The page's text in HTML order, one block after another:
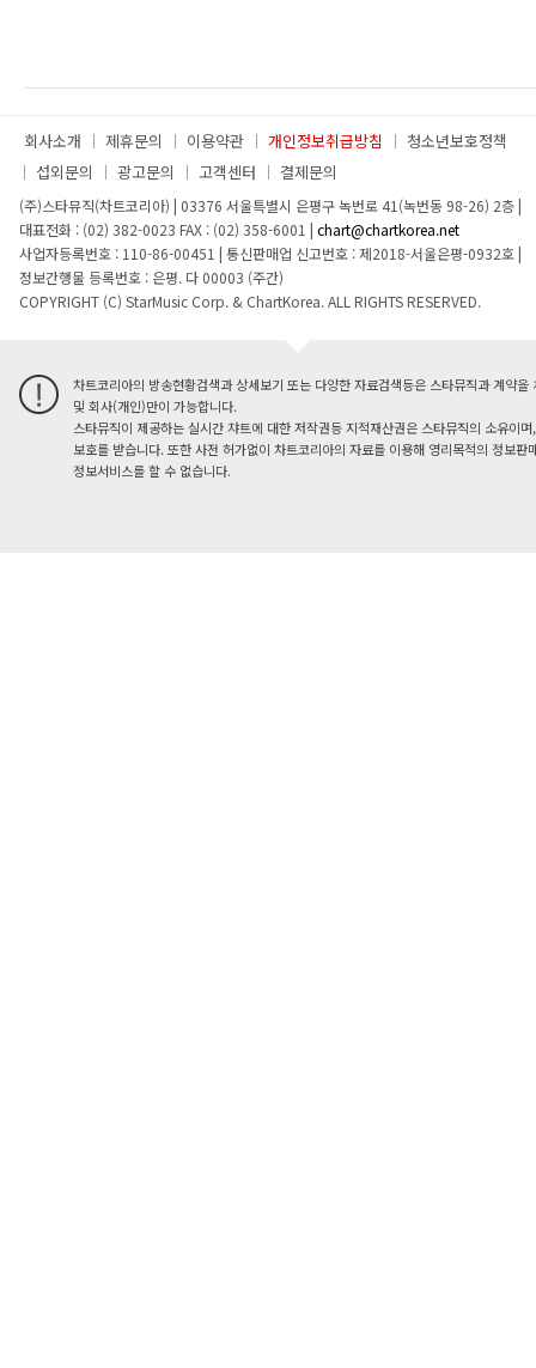
회사소개 제휴문의 이용약관 개인정보취급방침
청소년보호정책
섭외문의
광고문의 고객센터 결제문의
(주)스타뮤직(차트코리아) | 03376 서울특별시 은평구 녹번로 41(녹번동 98-26) 2층|
대표전화 : (02) 382-0023 FAX : (02) 358-6001 | chart@chartkorea.net
사업자등록번호 : 110-86-00451 | 통신판매업 신고번호 : 제2018-서울은평-0932호|
정보간행물 등록번호 : 은평. 다 00003 (주간)
COPYRIGHT (C) StarMusic Corp. & ChartKorea. ALL RIGHTS RESERVED.
차트코리아의 방송현황검색과 상세보기 또는 다양한 자료검색등은 스타뮤직과 계약을
및 회사(개인)만이 가능합니다.
스타뮤직이 제공하는 실시간 챠트에 대한 저작권등 지적재산권은 스타뮤직의 소유이
보호를 받습니다. 또한 사전 허가없이 차트코리아의 자료를 이용해 영리목적의 정보판
정보서비스를 할 수 없습니다.